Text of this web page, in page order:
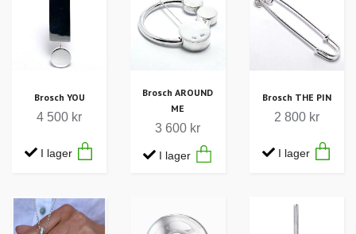
Brosch YOU
4 500 kr
I lager
Brosch AROUND
ME
3 600 kr
I lager
Brosch THE PIN
2 800 kr
I lager